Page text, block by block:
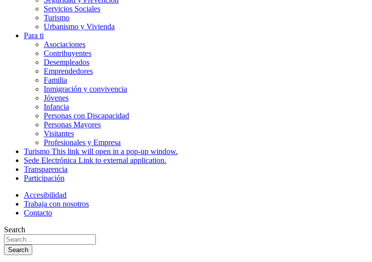
Servicios Sociales
Turismo
Urbanismo y Vivienda
Para ti
Asociaciones
Contribuyentes
Desempleados
Emprendedores
Familia
Inmigración y convivencia
Jóvenes
Infancia
Personas con Discapacidad
Personas Mayores
Visitantes
Profesionales y Empresa
Turismo This link will open in a pop-up window.
Sede Electrónica Link to external application.
Transparencia
Participación
Accesibilidad
Trabaja con nosotros
Contacto
Search
Search